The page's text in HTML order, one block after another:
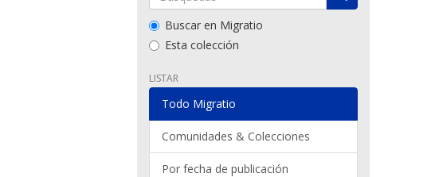
Buscar en Migratio
Esta colección
LISTAR
Todo Migratio
Comunidades & Colecciones
Por fecha de publicación